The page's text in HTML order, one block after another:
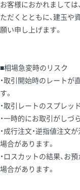
お客様におかれましては
ただくとともに、建玉や
願い申し上げます。
■相場急変時のリスク
・取引開始時のレート
す。
・取引レートのスプレッ
・一時的にお取引がしづ
・成行注文・逆指値注文
場合があります。
・ロスカットの結果、お
場合があります。